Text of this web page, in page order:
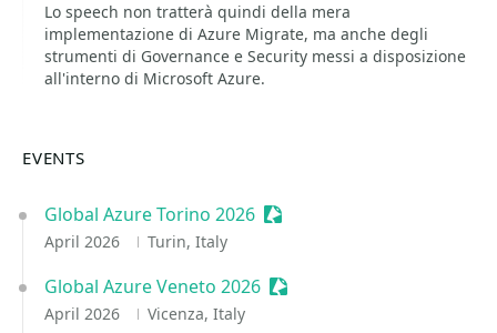
Lo speech non tratterà quindi della mera
implementazione di Azure Migrate, ma anche degli
strumenti di Governance e Security messi a disposizione
all'interno di Microsoft Azure.
EVENTS
Global Azure Torino 2026 Sessionize Event
April 2026 Turin, Italy
Global Azure Veneto 2026 Sessionize Event
April 2026 Vicenza, Italy